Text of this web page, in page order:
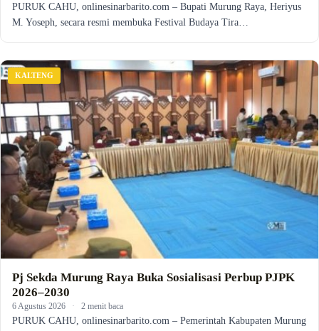
PURUK CAHU, onlinesinarbarito.com – Bupati Murung Raya, Heriyus
M. Yoseph, secara resmi membuka Festival Budaya Tira…
KALTENG
Pj Sekda Murung Raya Buka Sosialisasi Perbup PJPK
2026–2030
6 Agustus 2026 · 2 menit baca
PURUK CAHU, onlinesinarbarito.com – Pemerintah Kabupaten Murung